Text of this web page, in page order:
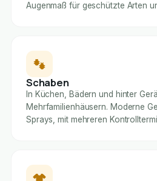
Augenmaß für geschützte Arten
Schaben
In Küchen, Bädern und hinter
Mehrfamilienhäusern. Moderne
Sprays, mit mehreren